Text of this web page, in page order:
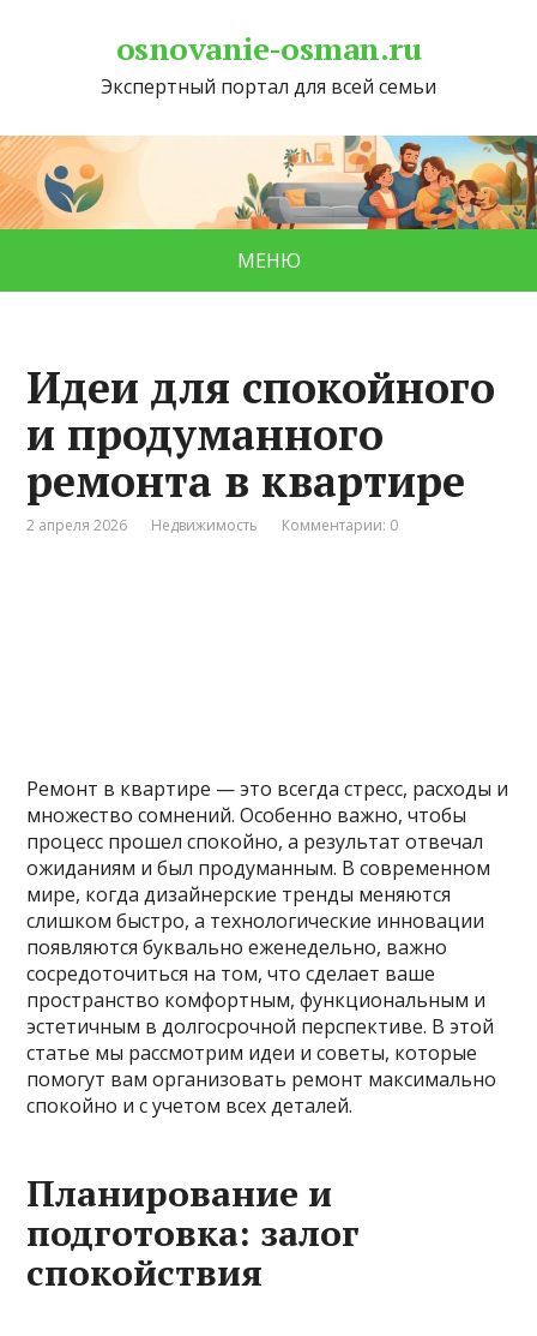
osnovanie-osman.ru
Экспертный портал для всей семьи
МЕНЮ
Идеи для спокойного
и продуманного
ремонта в квартире
2 апреля 2026 Недвижимость Комментарии: 0
Ремонт в квартире — это всегда стресс, расходы и
множество сомнений. Особенно важно, чтобы
процесс прошел спокойно, а результат отвечал
ожиданиям и был продуманным. В современном
мире, когда дизайнерские тренды меняются
слишком быстро, а технологические инновации
появляются буквально еженедельно, важно
сосредоточиться на том, что сделает ваше
пространство комфортным, функциональным и
эстетичным в долгосрочной перспективе. В этой
статье мы рассмотрим идеи и советы, которые
помогут вам организовать ремонт максимально
спокойно и с учетом всех деталей.
Планирование и
подготовка: залог
спокойствия